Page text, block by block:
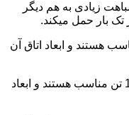
زیادی به هم دیگر
جابه جایی بار تا 10 تن مناسب هستند و ابعاد اتاق آن
همان 10 چرخ ها برای جابه جایی بار تا 15 تن مناسب هستند و ابعاد